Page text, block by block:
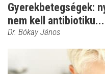
Gyerekbetegségek:
nem kell antibiotiku...
Dr. Bókay János